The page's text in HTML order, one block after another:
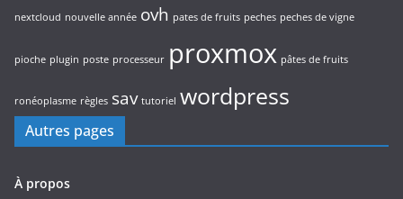
nextcloud nouvelle année ovh pates de fruits peches peches de vigne
pioche plugin poste processeur proxmox pâtes de fruits
ronéoplasme règles sav tutoriel wordpress
Autres pages
À propos